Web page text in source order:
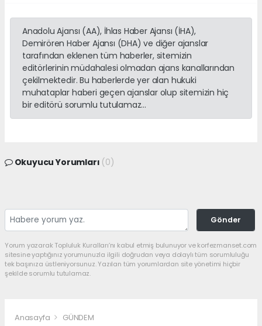
Anadolu Ajansı (AA), İhlas Haber Ajansı (İHA),
Demirören Haber Ajansı (DHA) ve diğer ajanslar
tarafından eklenen tüm haberler, sitemizin
editörlerinin müdahalesi olmadan ajans kanallarından
çekilmektedir. Bu haberlerde yer alan hukuki
muhataplar haberi geçen ajanslar olup sitemizin hiç
bir editörü sorumlu tutulamaz...
Okuyucu Yorumları (0)
Gönder
Yorum yazarak Topluluk Kuralları’nı kabul etmiş bulunuyor ve korfezmanset.com
sitesine yaptığınız yorumunuzla ilgili doğrudan veya dolaylı tüm sorumluluğu
tek başınıza üstleniyorsunuz. Yazılan tüm yorumlardan site yönetimi hiçbir
şekilde sorumlu tutulamaz.
Anasayfa GÜNDEM